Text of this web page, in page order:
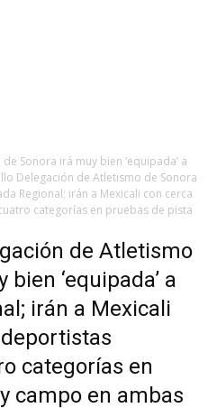
Sonora irá muy bien ‘equipada’ a
Delegación de Atletismo de Sonora
Regional; irán a Mexicali con cerca
categorías en pruebas de pista
de Atletismo
‘equipada’ a
irán a Mexicali
categorías en
campo en ambas